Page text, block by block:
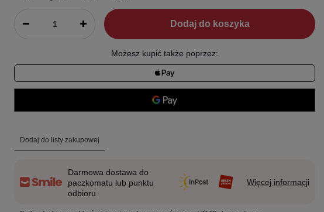
Dodaj do koszyka
Możesz kupić także poprzez:
Dodaj do listy zakupowej
Darmowa dostawa do
paczkomatu lub punktu
odbioru
Więcej informacji